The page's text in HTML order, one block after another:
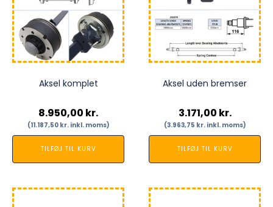
Aksel komplet
8.950,00 kr.
(11.187,50 kr.inkl. moms)
TILFØJ TIL KURV
Aksel uden bremser
3.171,00 kr.
(3.963,75 kr.inkl. moms)
TILFØJ TIL KURV